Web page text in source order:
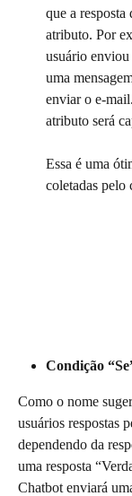
que a
atributo. Por
usuário enviou
uma
enviar o e-
atributo será
Essa é uma
coletadas pelo
Condição
Como o nome
usuários respostas
dependendo da
uma resposta
Chatbot enviará